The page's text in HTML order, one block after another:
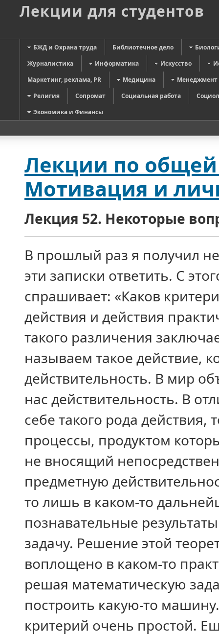
Лекции для студентов
БЖД и Охрана труда Библиотечное дело
Журналистика
Информатика Искусство
Маркетинг, реклама, PR
Медицина
Менеджмент
Религия
Сопромат Социальная работа
Экономика и Финансы
Лекции по общей
Мотивация и
Лекция 52. Некоторые
В прошлый раз я получил
эти записки ответить. С
спрашивает: «Каков
действия и действия
такого различения
называем такое действие,
действительность. В мир
нас действительность. В
себе такого рода
процессы, продуктом
не вносящий
предметную
то лишь в каком-то
познавательные
задачу. Решение этой
воплощено в каком-то
решая математическую
построить какую-то
критерий очень простой.